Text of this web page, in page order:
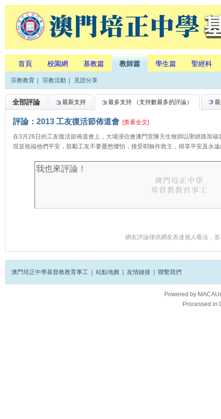
首頁 校園網 基教篇 教師篇 學生篇 聖經科
宗教教育 宗教活動 見證分享
全部評論 最新支持 最多支持 （支持數最多的評論）
評論：2013 工友復活節佈道會 [查看全文]
在3月26日的工友復活節佈道會上，大埔浸信會澳門堂陳天生牧師以聖經路加
現並祝福他們平安，鼓勵工友不要憂愁懼怕，接受耶穌作救主，得享平安及永
網友評論僅供網友表達個人看法，
澳門培正中學基督教教育事工 站點地圖 友情鏈接 聯繫我們
Powered by
Processed in